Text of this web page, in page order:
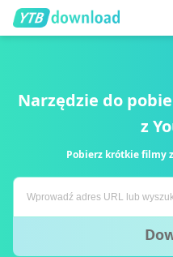
Narzędzie do
z
Pobierz krótkie filmy